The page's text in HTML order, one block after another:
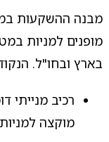
מבנה ההשקעות
מופנים למניות
בארץ ובחו"ל.
רכיב מנייתי
מוקצה